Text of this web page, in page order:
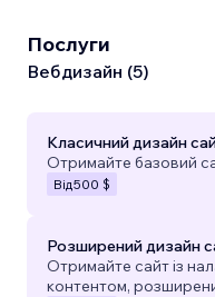
Послуги
Вебдизайн (5)
Класичний дизайн
Отримайте базовий
Від500 $
Розширений дизайн
Отримайте сайт із
контентом,